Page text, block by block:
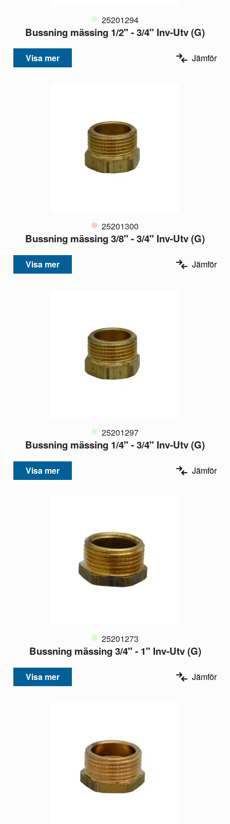
25201294
Bussning mässing 1/2" - 3/4" Inv-Utv (G)
Visa mer Jämför
25201300
Bussning mässing 3/8" - 3/4" Inv-Utv (G)
Visa mer Jämför
25201297
Bussning mässing 1/4" - 3/4" Inv-Utv (G)
Visa mer Jämför
25201273
Bussning mässing 3/4" - 1" Inv-Utv (G)
Visa mer Jämför